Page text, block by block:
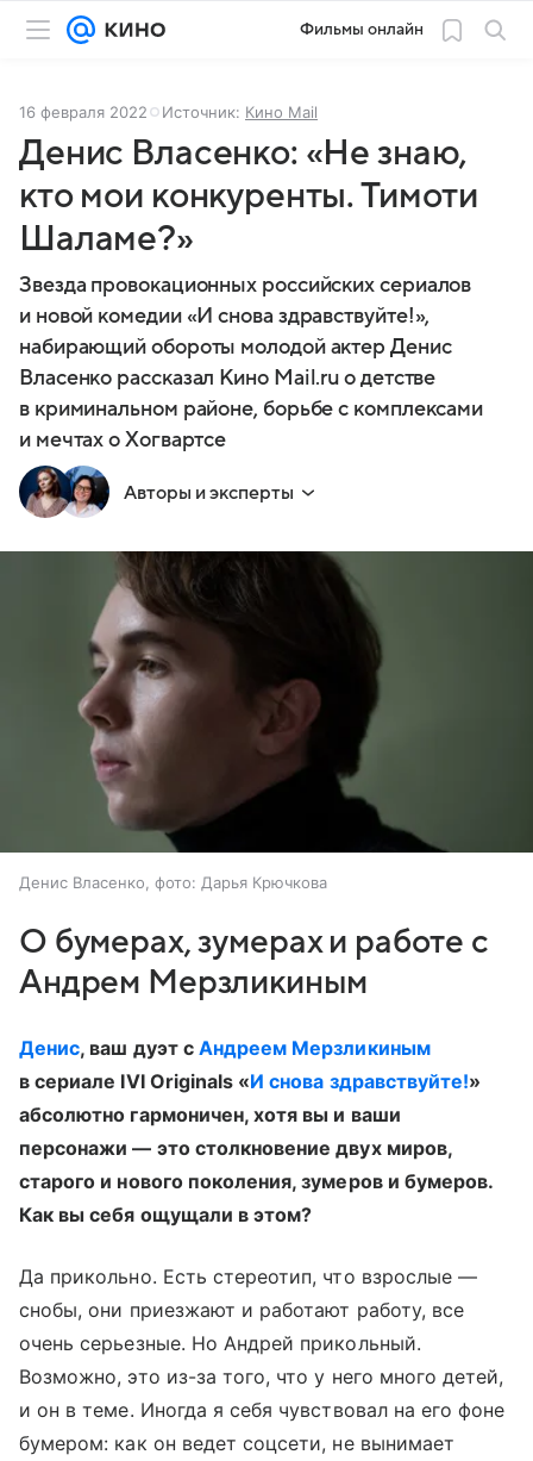
Фильмы онлайн
16 февраля 2022 Источник: Кино Mail
Денис Власенко: «Не знаю,
кто мои конкуренты. Тимоти
Шаламе?»
Звезда провокационных российских сериалов
и новой комедии «И снова здравствуйте!»,
набирающий обороты молодой актер Денис
Власенко рассказал Кино Mail.ru о детстве
в криминальном районе, борьбе с комплексами
и мечтах о Хогвартсе
Авторы и эксперты
Денис Власенко, фото: Дарья Крючкова
О бумерах, зумерах и работе с
Андрем Мерзликиным
Денис, ваш дуэт с Андреем Мерзликиным
в сериале IVI Originals «И снова здравствуйте!»
абсолютно гармоничен, хотя вы и ваши
персонажи — это столкновение двух миров,
старого и нового поколения, зумеров и бумеров.
Как вы себя ощущали в этом?
Да прикольно. Есть стереотип, что взрослые —
снобы, они приезжают и работают работу, все
очень серьезные. Но Андрей прикольный.
Возможно, это из-за того, что у него много детей,
и он в теме. Иногда я себя чувствовал на его фоне
бумером: как он ведет соцсети, не вынимает